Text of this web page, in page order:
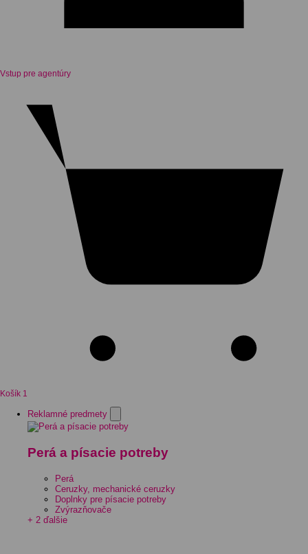
Vstup pre agentúry
Košík 1
Reklamné predmety
Perá a písacie potreby
Perá
Ceruzky, mechanické ceruzky
Doplnky pre písacie potreby
Zvýrazňovače
+ 2 ďalšie